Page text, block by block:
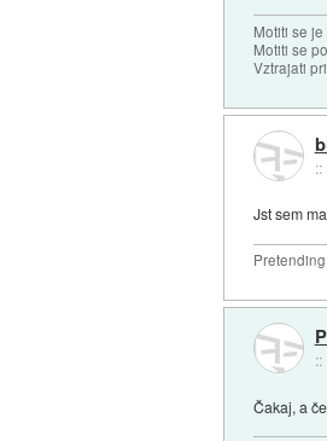
Motiti se
Motiti se
Vztrajati
::
Jst sem
::
Čakaj, a